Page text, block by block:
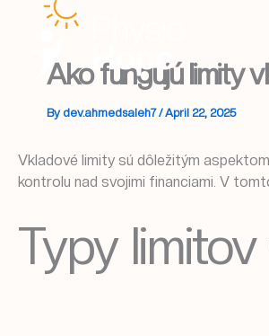
Ako fungujú limity
By dev.ahmedsaleh7/April 22, 2025
Vkladové limity sú dôležitým
kontrolu nad svojimi financiami. V
Typy